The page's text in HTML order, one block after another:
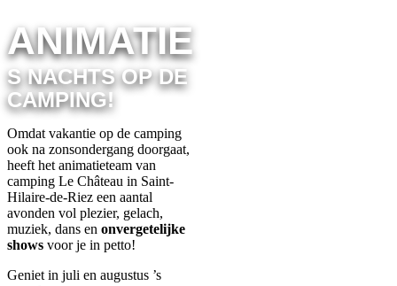
ANIMATIE
S NACHTS OP DE
CAMPING!
Omdat vakantie op de camping
ook na zonsondergang doorgaat,
heeft het animatieteam van
camping Le Château in Saint-
Hilaire-de-Riez een aantal
avonden vol plezier, gelach,
muziek, dans en onvergetelijke
shows voor je in petto!
Geniet in juli en augustus ’s